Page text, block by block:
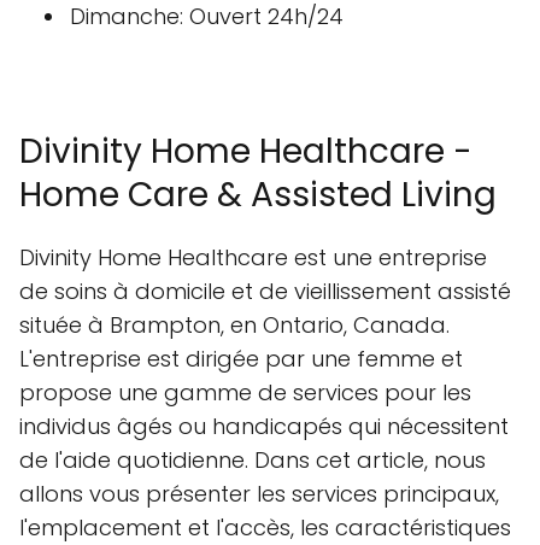
Dimanche: Ouvert 24h/24
Divinity Home Healthcare -
Home Care & Assisted Living
Divinity Home Healthcare est une entreprise
de soins à domicile et de vieillissement assisté
située à Brampton, en Ontario, Canada.
L'entreprise est dirigée par une femme et
propose une gamme de services pour les
individus âgés ou handicapés qui nécessitent
de l'aide quotidienne. Dans cet article, nous
allons vous présenter les services principaux,
l'emplacement et l'accès, les caractéristiques